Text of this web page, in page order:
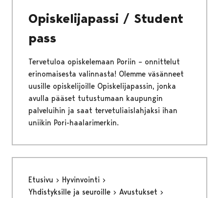
Opiskelijapassi / Student
pass
Tervetuloa opiskelemaan Poriin – onnittelut
erinomaisesta valinnasta! Olemme väsänneet
uusille opiskelijoille Opiskelijapassin, jonka
avulla pääset tutustumaan kaupungin
palveluihin ja saat tervetuliaislahjaksi ihan
uniikin Pori-haalarimerkin.
Etusivu
Hyvinvointi
Yhdistyksille ja seuroille
Avustukset